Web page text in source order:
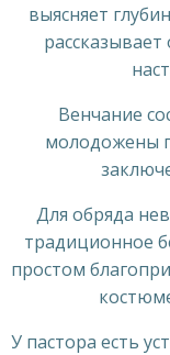
выясняет
Венчание
молодожены
Для обряда
традиционное
простом
У пастора есть